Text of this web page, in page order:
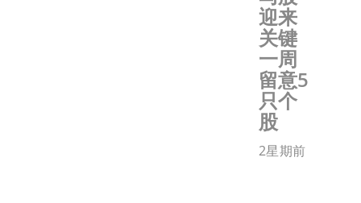
迎来
关键
一周
留意5
只个
股
2星期前